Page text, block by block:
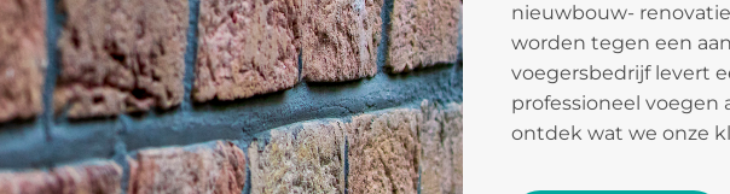
nieuwbouw-
worden tegen een
voegersbedrijf levert
professioneel voegen
ontdek wat we onze